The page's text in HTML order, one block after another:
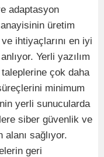
adaptasyon
üretim
ihtiyaçlarını en iyi
Yerli yazılım
taleplerine çok daha
minimum
yerli sunucularda
siber güvenlik ve
sağlıyor.
geri